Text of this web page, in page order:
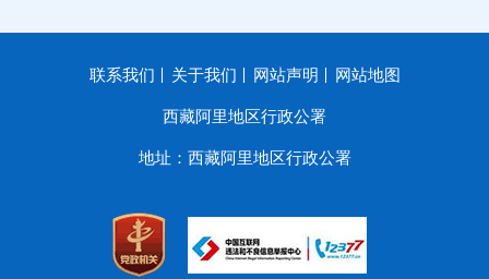
联系我们 关于我们 网站声明 网站地图
西藏阿里地区行政公署
地址：西藏阿里地区行政公署